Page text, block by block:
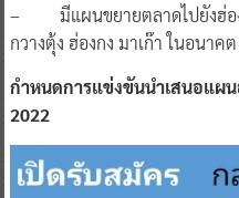
– มีแผนขยายตลาดไปยังฮ่อง
กวางตุ้ง ฮ่องกง มาเก๊า ในอนาคต
กำหนดการแข่งขันนำเสนอแผน
2022